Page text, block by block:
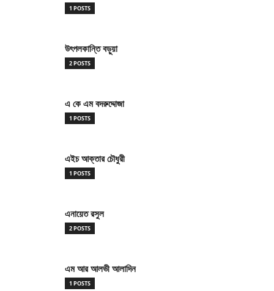
1 POSTS
উৎপলকান্তি বড়ুয়া
2 POSTS
এ কে এম বদরুদ্দোজা
1 POSTS
এইচ আক্তার চৌধুরী
1 POSTS
এনায়েত রসুল
2 POSTS
এম আর আলভী আলাদিন
1 POSTS